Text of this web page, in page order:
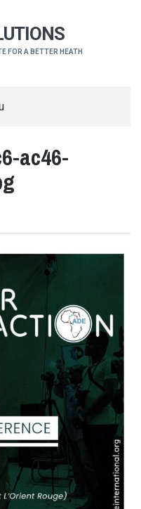
FOR A BETTER HEATH
ac46-